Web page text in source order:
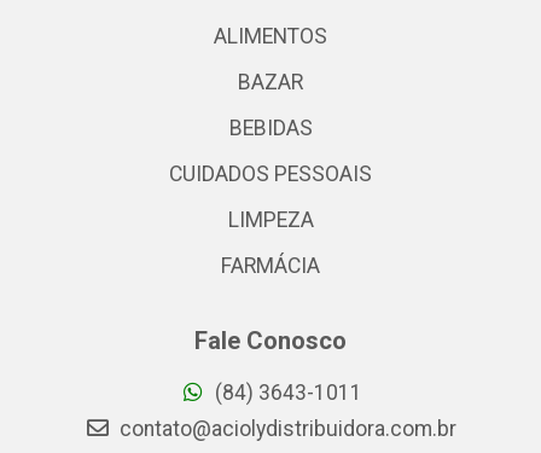
ALIMENTOS
BAZAR
BEBIDAS
CUIDADOS PESSOAIS
LIMPEZA
FARMÁCIA
Fale Conosco
(84) 3643-1011
contato@aciolydistribuidora.com.br